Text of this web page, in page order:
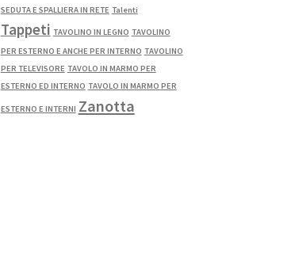
SEDUTA E SPALLIERA IN RETE Talenti
Tappeti TAVOLINO IN LEGNO TAVOLINO
PER ESTERNO E ANCHE PER INTERNO TAVOLINO
PER TELEVISORE TAVOLO IN MARMO PER
ESTERNO ED INTERNO TAVOLO IN MARMO PER
ESTERNO E INTERNI Zanotta